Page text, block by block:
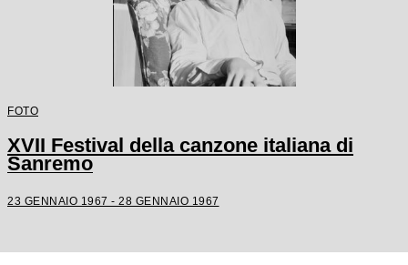
FOTO
XVII Festival della canzone italiana di
Sanremo
23 GENNAIO 1967 - 28 GENNAIO 1967